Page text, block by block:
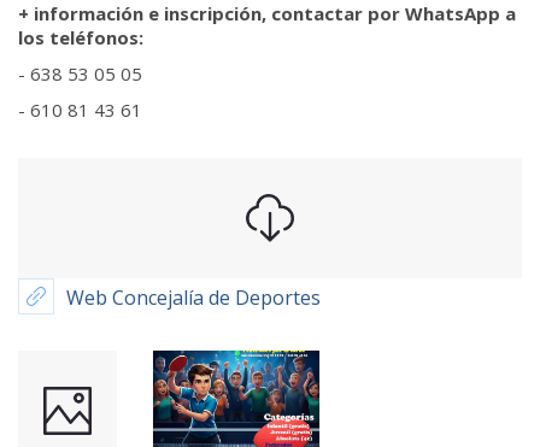
+ información e inscripción, contactar por WhatsApp a
los teléfonos:
- 638 53 05 05
- 610 81 43 61
Web Concejalía de Deportes